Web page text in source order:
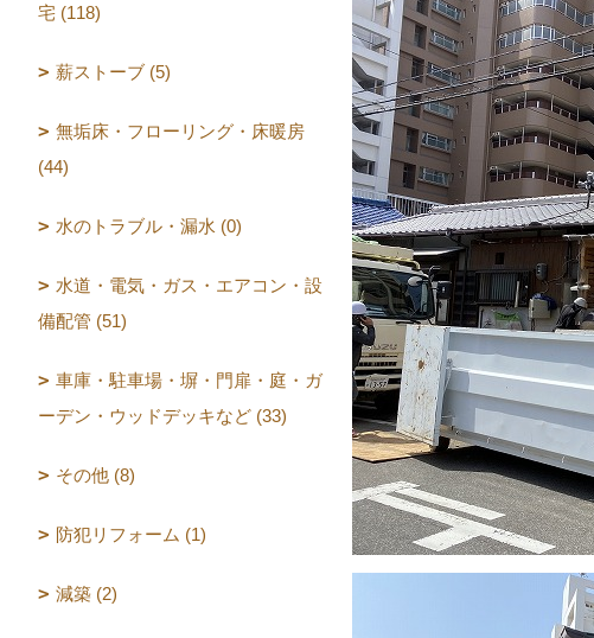
宅 (118)
薪ストーブ (5)
無垢床・フローリング・床暖房
(44)
水のトラブル・漏水 (0)
水道・電気・ガス・エアコン・設
備配管 (51)
車庫・駐車場・塀・門扉・庭・ガ
ーデン・ウッドデッキなど (33)
その他 (8)
防犯リフォーム (1)
減築 (2)